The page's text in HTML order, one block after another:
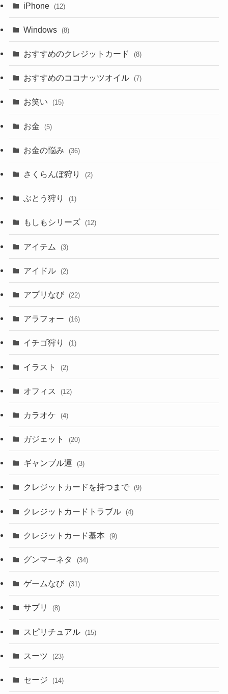
iPhone (12)
Windows (8)
おすすめのクレジットカード (8)
おすすめのココナッツオイル (7)
お笑い (15)
お金 (5)
お金の悩み (36)
さくらんぼ狩り (2)
ぶとう狩り (1)
もしもシリーズ (12)
アイテム (3)
アイドル (2)
アプリなび (22)
アラフォー (16)
イチゴ狩り (1)
イラスト (2)
オフィス (12)
カラオケ (4)
ガジェット (20)
ギャンブル運 (3)
クレジットカードを持つまで (9)
クレジットカードトラブル (4)
クレジットカード基本 (9)
グンマーネタ (34)
ゲームなび (31)
サプリ (8)
スピリチュアル (15)
スーツ (23)
セージ (14)